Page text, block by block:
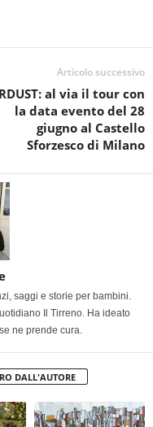
Articolo successivo
al via il tour con
la data evento del 28
giugno al Castello
Sforzesco di Milano
saggi e storie per bambini.
Il Tirreno. Ha ideato
ne prende cura.
DALL'AUTORE